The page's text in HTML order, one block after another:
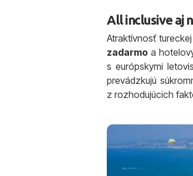
All inclusive aj
Atraktívnosť
zadarmo a
s európskymi
prevádzkujú
z rozhodujúcich